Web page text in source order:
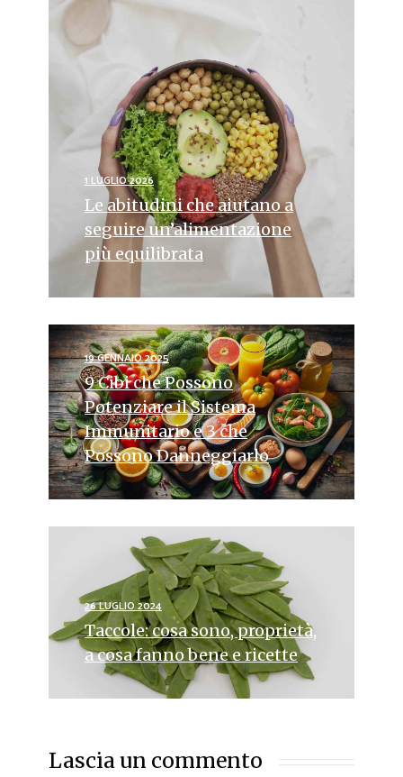
1 LUGLIO 2026
Le abitudini che aiutano a
seguire un’alimentazione
più equilibrata
19 GENNAIO 2025
9 Cibi che Possono
Potenziare il Sistema
Immunitario e 3 che
Possono Danneggiarlo
26 LUGLIO 2024
Taccole: cosa sono, proprietà,
a cosa fanno bene e ricette
Lascia un commento